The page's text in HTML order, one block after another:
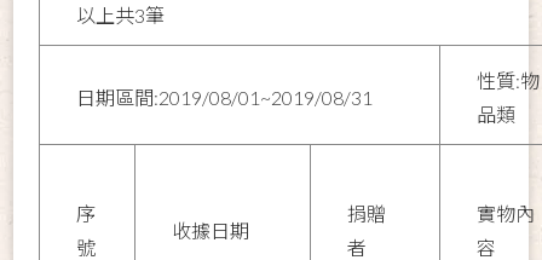
以上共3筆
日期區間:2019/08/01~2019/08/31
性質:物
品類
序
號
收據日期
捐贈
者
實物內
容